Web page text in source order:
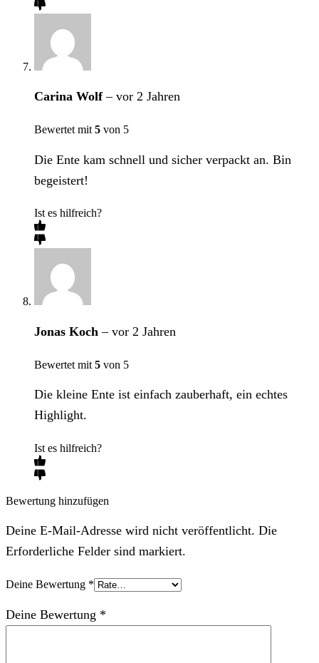
Carina Wolf– vor 2 Jahren
Bewertet mit 5 von 5
Die Ente kam schnell und sicher verpackt an. Bin
begeistert!
Ist es hilfreich?
Jonas Koch– vor 2 Jahren
Bewertet mit 5 von 5
Die kleine Ente ist einfach zauberhaft, ein echtes
Highlight.
Ist es hilfreich?
Bewertung hinzufügen
Deine E-Mail-Adresse wird nicht veröffentlicht. Die
Erforderliche Felder sind markiert.
Deine Bewertung *
Deine Bewertung *